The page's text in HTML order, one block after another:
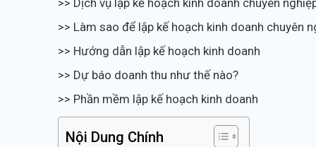
>> Làm sao để lập kế hoạch kinh doanh chuyên
>> Hướng dẫn lập kế hoạch kinh doanh
>> Dự báo doanh thu như thế nào?
>> Phần mềm lập kế hoạch kinh doanh
Nội Dung Chính